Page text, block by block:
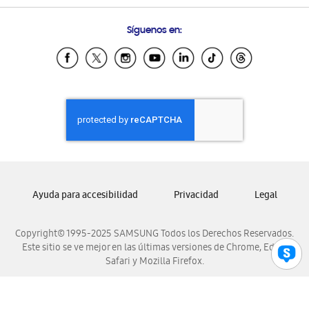
Samsung Ecuador
Samsung El Salvador
Samsung Honduras
Samsung Nicaragua
Samsung Panamá
Samsung Venezuela
Síguenos en:
Copyright© 1995-2025 SAMSUNG Todos los Derechos Reservados.
Este sitio se ve mejor en las últimas versiones de Chrome, Edge,
Safari y Mozilla Firefox.
Ayuda para accesibilidad Privacidad Legal